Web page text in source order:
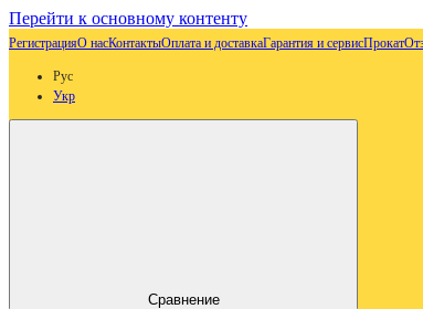
Перейти к основному контенту
РегистрацияО насКонтактыОплата и доставкаГарантия и сервисПрокат
Рус
Укр
Сравнение